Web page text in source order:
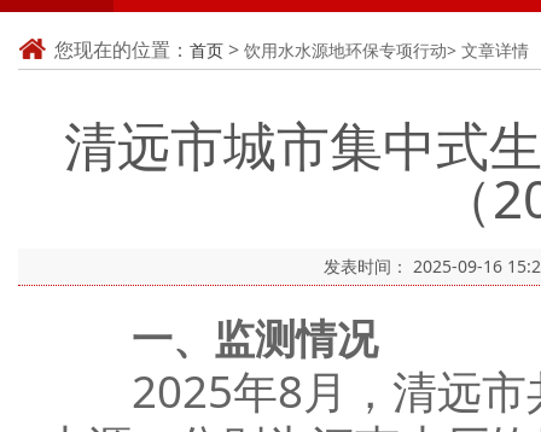
您现在的位置： 首页 > 饮用水水源地环保专项行动> 文章详情
清远市城市集中式
（
发表时间： 2025-09-16
一、监测情况
2025年8月，清远市